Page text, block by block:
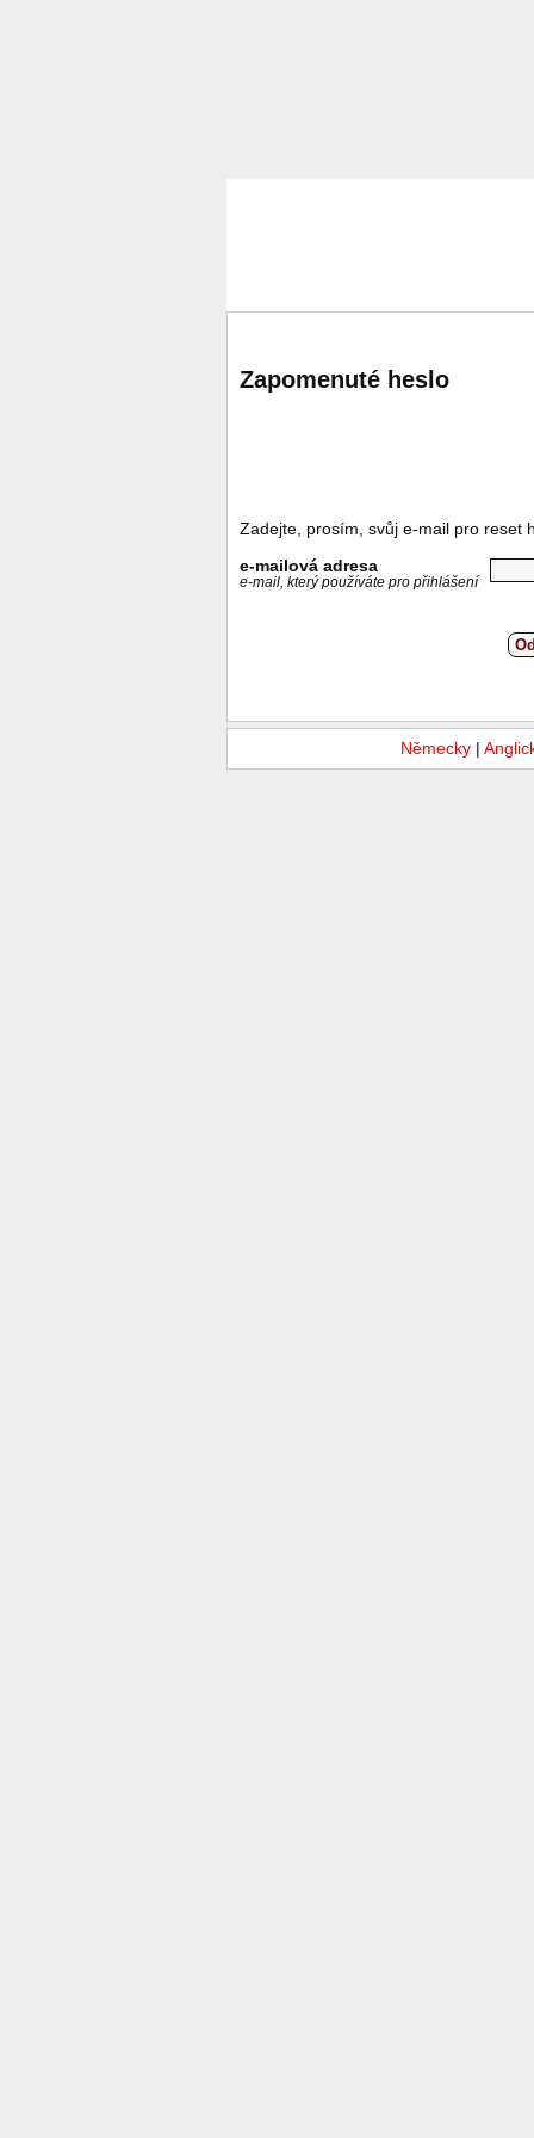
Zapomenuté heslo
Zadejte, prosím, svůj e-mail pro reset
e-mailová adresa
e-mail, který používáte pro přihlášení
Německy|